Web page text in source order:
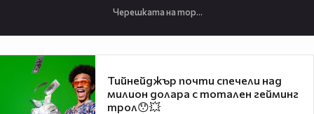
Черешката на тортата
Тийнейджър почти спечели над
милион долара с тотален гейминг
трол😯💥